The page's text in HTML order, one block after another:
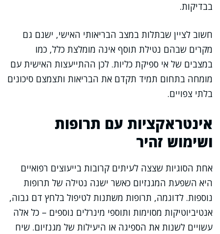
בבדיקות.
חשוב לציין שבתלות במצב הבריאותי האישי, ישנם גם
מקרים שבהם נטילת תוסף אינה מומלצת כלל, כמו
במצבים של אי ספיקת כליות. לכן ההתייעצות האישית עם
מומחה בתחום תמיד תקדם את הבריאות ותצמצם סיכונים
בלתי צפויים.
אינטראקציות עם תרופות
ושימוש זהיר
אחת הסוגיות שצצה לעיתים קרובות בייעוצים רפואיים
היא השפעת המגנזיום כאשר ישנה נטילה של תרופות
נוספות. לדוגמה, תרופות משתנות לטיפול בלחץ דם גבוה,
אנטיביוטיקות מסוימות ותוספי מינרלים נוספים – כל אלה
עשויים לשנות את הספיגה או היעילות של מגנזיום. שיח